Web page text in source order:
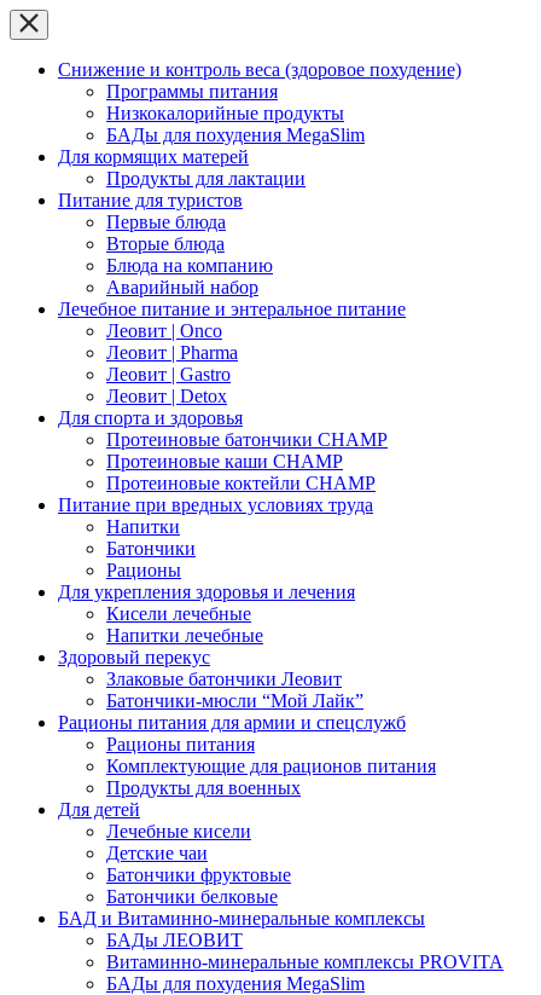
Снижение и контроль веса (здоровое похудение)
Программы питания
Низкокалорийные продукты
БАДы для похудения MegaSlim
Для кормящих матерей
Продукты для лактации
Питание для туристов
Первые блюда
Вторые блюда
Блюда на компанию
Аварийный набор
Лечебное питание и энтеральное питание
Леовит | Onco
Леовит | Pharma
Леовит | Gastro
Леовит | Detox
Для спорта и здоровья
Протеиновые батончики CHAMP
Протеиновые каши CHAMP
Протеиновые коктейли CHAMP
Питание при вредных условиях труда
Напитки
Батончики
Рационы
Для укрепления здоровья и лечения
Кисели лечебные
Напитки лечебные
Здоровый перекус
Злаковые батончики Леовит
Батончики-мюсли “Мой Лайк”
Рационы питания для армии и спецслужб
Рационы питания
Комплектующие для рационов питания
Продукты для военных
Для детей
Лечебные кисели
Детские чаи
Батончики фруктовые
Батончики белковые
БАД и Витаминно-минеральные комплексы
БАДы ЛЕОВИТ
Витаминно-минеральные комплексы PROVITA
БАДы для похудения MegaSlim